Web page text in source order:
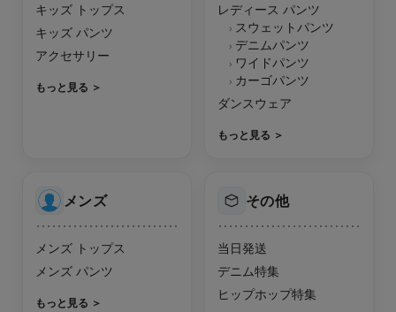
キッズ トップス
キッズ パンツ
アクセサリー
もっと見る
レディース パンツ
› スウェットパンツ
› デニムパンツ
› ワイドパンツ
› カーゴパンツ
ダンスウェア
もっと見る
メンズ
メンズ トップス
メンズ パンツ
もっと見る
その他
当日発送
デニム特集
ヒップホップ特集